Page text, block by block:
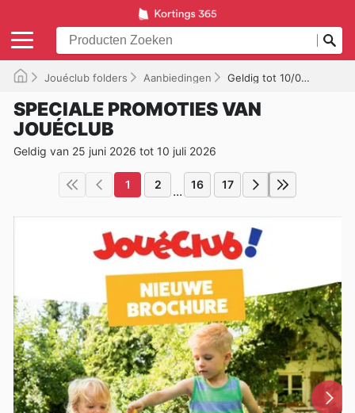
Jouéclub folders Aanbiedingen Geldig tot 10/07/2026
SPECIALE PROMOTIES VAN
JOUÉCLUB
Geldig van 25 juni 2026 tot 10 juli 2026
1 2 ... 16 17